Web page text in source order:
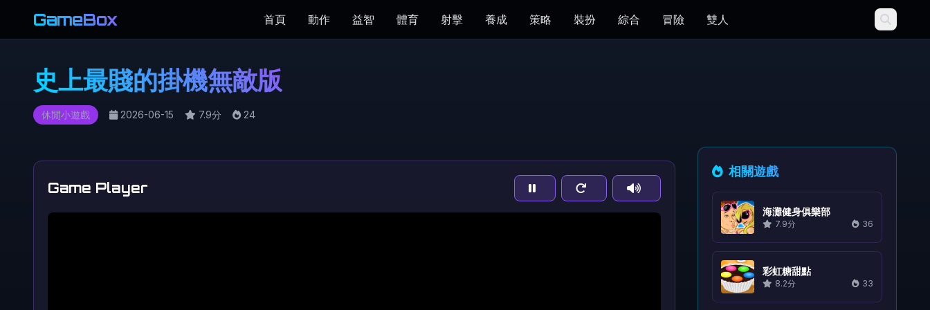
GameBox 首頁 動作 益智 體育 射擊 養成 策略 裝扮 綜合 冒險 雙人
史上最賤的掛機無敵版
休閒小遊戲 2026-06-15 7.9分 24
Game Player
相關遊戲
海灘健身俱樂部
7.9分 36
彩虹糖甜點
8.2分 33